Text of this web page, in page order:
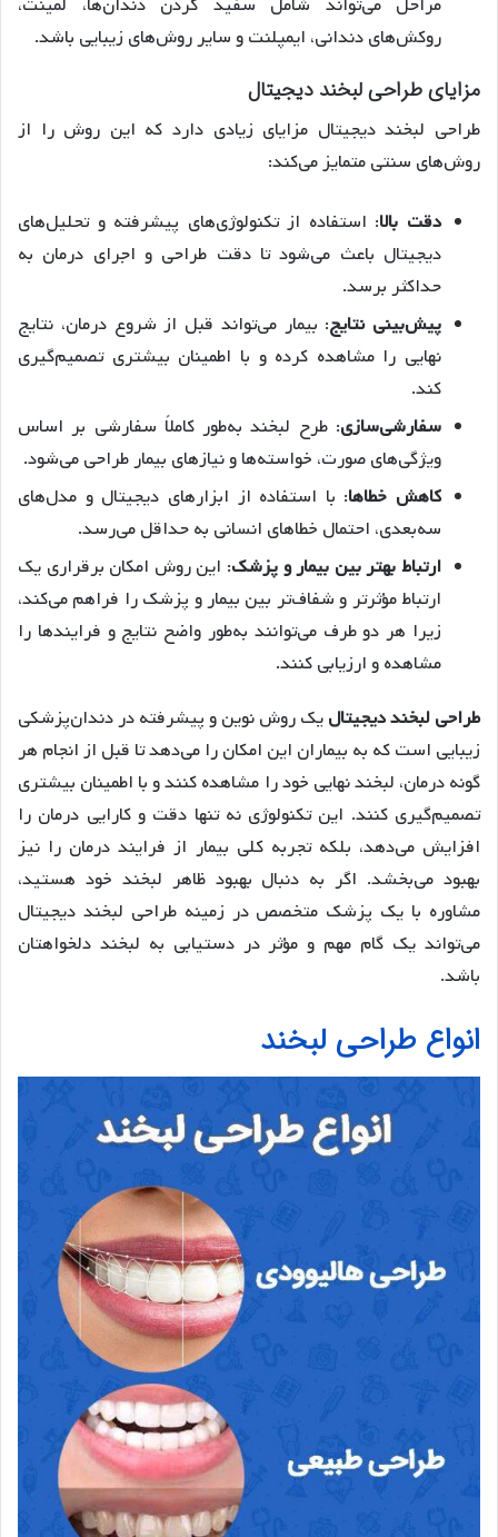
روکش‌های دندانی، ایمپلنت و سایر روش‌های زیبایی باشد.
مزایای طراحی لبخند دیجیتال
طراحی لبخند دیجیتال مزایای زیادی دارد که این روش را از
روش‌های سنتی متمایز می‌کند:
دقت بالا: استفاده از تکنولوژی‌های پیشرفته و تحلیل‌های
دیجیتال باعث می‌شود تا دقت طراحی و اجرای درمان به
حداکثر برسد.
پیش‌بینی نتایج: بیمار می‌تواند قبل از شروع درمان، نتایج
نهایی را مشاهده کرده و با اطمینان بیشتری تصمیم‌گیری
کند.
سفارشی‌سازی: طرح لبخند به‌طور کاملاً سفارشی بر اساس
ویژگی‌های صورت، خواسته‌ها و نیازهای بیمار طراحی می‌شود.
کاهش خطاها: با استفاده از ابزارهای دیجیتال و مدل‌های
سه‌بعدی، احتمال خطاهای انسانی به حداقل می‌رسد.
ارتباط بهتر بین بیمار و پزشک: این روش امکان برقراری یک
ارتباط مؤثرتر و شفاف‌تر بین بیمار و پزشک را فراهم می‌کند،
زیرا هر دو طرف می‌توانند به‌طور واضح نتایج و فرایندها را
مشاهده و ارزیابی کنند.
طراحی لبخند دیجیتالیک روش نوین و پیشرفته در دندان‌پزشکی
زیبایی است که به بیماران این امکان را می‌دهد تا قبل از انجام هر
گونه درمان، لبخند نهایی خود را مشاهده کنند و با اطمینان بیشتری
تصمیم‌گیری کنند. این تکنولوژی نه تنها دقت و کارایی درمان را
افزایش می‌دهد، بلکه تجربه کلی بیمار از فرایند درمان را نیز
بهبود می‌بخشد. اگر به دنبال بهبود ظاهر لبخند خود هستید،
مشاوره با یک پزشک متخصص در زمینه طراحی لبخند دیجیتال
می‌تواند یک گام مهم و مؤثر در دستیابی به لبخند دلخواهتان
باشد.
انواع طراحی لبخند